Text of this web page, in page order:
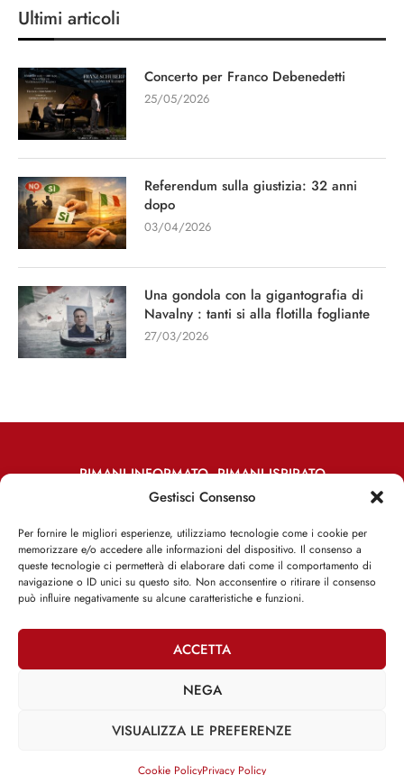
Gestisci Consenso
Per fornire le migliori esperienze, utilizziamo tecnologie come i cookie per
memorizzare e/o accedere alle informazioni del dispositivo. Il consenso a
queste tecnologie ci permetterà di elaborare dati come il comportamento di
navigazione o ID unici su questo sito. Non acconsentire o ritirare il consenso
può influire negativamente su alcune caratteristiche e funzioni.
ACCETTA
NEGA
VISUALIZZA LE PREFERENZE
Cookie PolicyPrivacy Policy
Ultimi articoli
Concerto per Franco Debenedetti
25/05/2026
Referendum sulla giustizia: 32 anni
dopo
03/04/2026
Una gondola con la gigantografia di
Navalny : tanti si alla flotilla fogliante
27/03/2026
RIMANI INFORMATO, RIMANI ISPIRATO
Iscriviti alla Newsletter
ISCRIVITI ADESSO
Facebook Twitter Email
–Cookie Policy